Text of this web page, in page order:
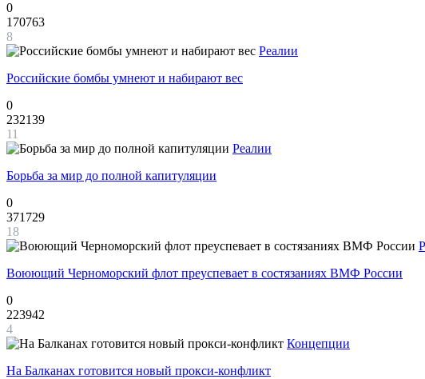
0
170763
8
Реалии
Российские бомбы умнеют и набирают вес
0
232139
11
Реалии
Борьба за мир до полной капитуляции
0
371729
18
Воюющий Черноморский флот преуспевает в состязаниях ВМФ России
0
223942
4
Концепции
На Балканах готовится новый прокси-конфликт